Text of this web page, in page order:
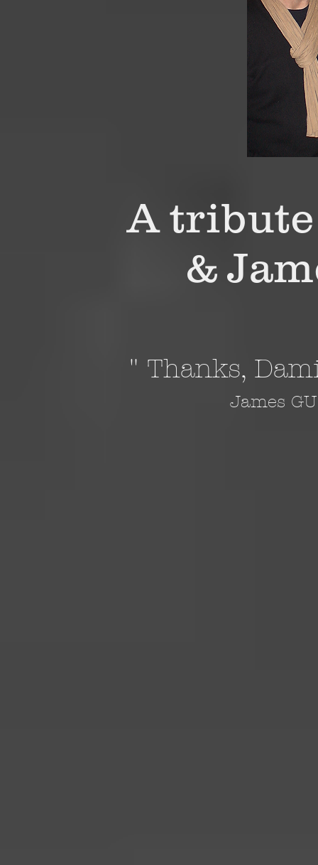
A
&
" Thanks,
James